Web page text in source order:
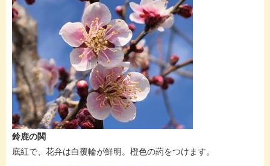
鈴鹿の関
底紅で、花弁は白覆輪が鮮明。橙色の葯をつけます。​​